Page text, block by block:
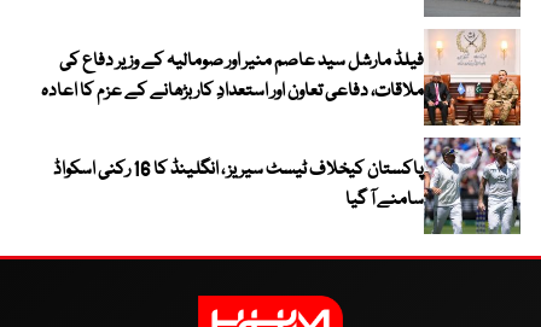
فیلڈ مارشل سید عاصم منیر اور صومالیہ کے وزیر دفاع کی
ملاقات، دفاعی تعاون اور استعدادِ کار بڑھانے کے عزم کا اعادہ
پاکستان کیخلاف ٹیسٹ سیریز ، انگلینڈ کا 16 رکنی اسکواڈ
سامنے آ گیا